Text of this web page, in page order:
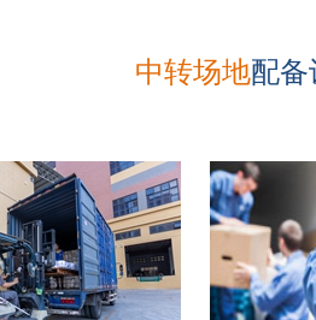
中转场地配